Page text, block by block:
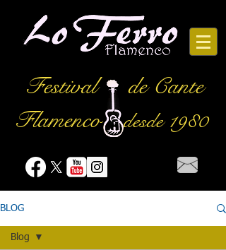
Festival
de Cante
Flamencodesde 1980
BLOG
Blog